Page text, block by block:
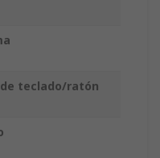
teclado/ratón